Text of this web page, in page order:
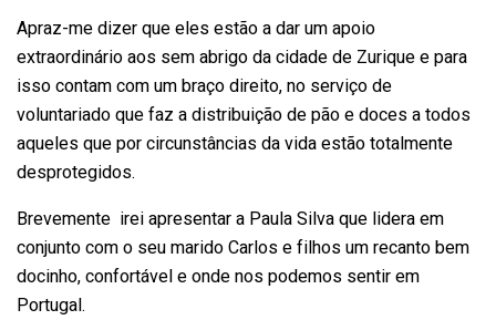
Apraz-me dizer que eles estão a dar um apoio
extraordinário aos sem abrigo da cidade de Zurique e para
isso contam com um braço direito, no serviço de
voluntariado que faz a distribuição de pão e doces a todos
aqueles que por circunstâncias da vida estão totalmente
desprotegidos.
Brevemente irei apresentar a Paula Silva que lidera em
conjunto com o seu marido Carlos e filhos um recanto bem
docinho, confortável e onde nos podemos sentir em
Portugal.